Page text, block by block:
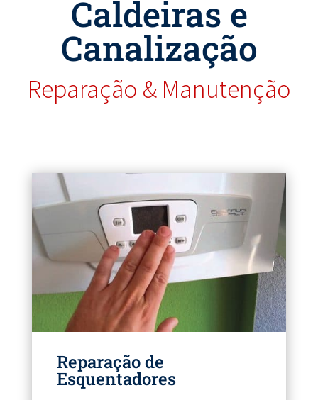
Caldeiras e
Canalização
Reparação & Manutenção
Reparação de
Esquentadores